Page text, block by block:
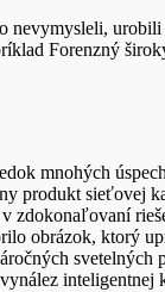
Forenzný
mnohých
sieťovej
zdokonaľovaní
obrázok, ktorý